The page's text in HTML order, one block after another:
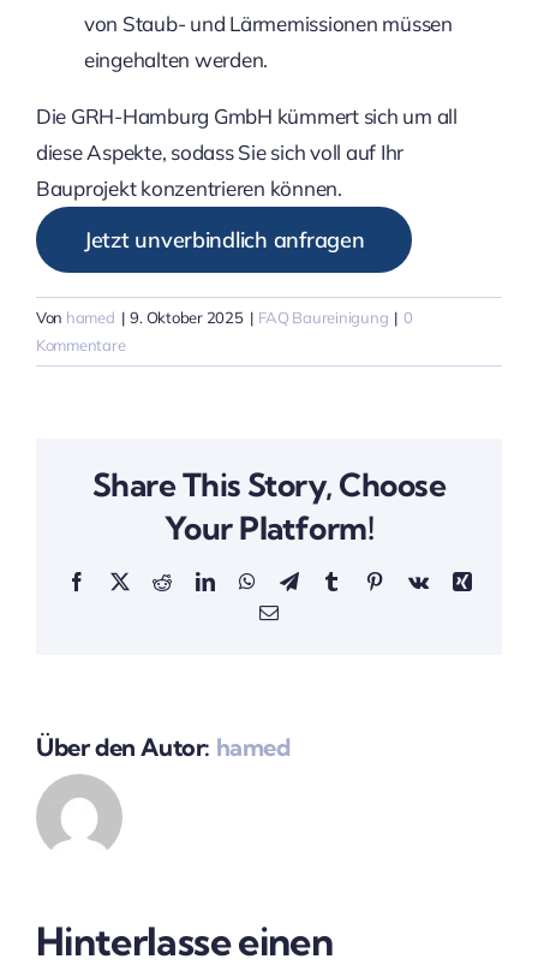
von Staub- und Lärmemissionen müssen
eingehalten werden.
Die GRH-Hamburg GmbH kümmert sich um all
diese Aspekte, sodass Sie sich voll auf Ihr
Bauprojekt konzentrieren können.
Jetzt unverbindlich anfragen
Von hamed | 9. Oktober 2025 | FAQ Baureinigung | 0
Kommentare
Share This Story, Choose
Your Platform!
Facebook
X RedditLinkedInWhatsApp
TelegramTumblrPinterestVk
Xing
E-
Über den Autor: hamed
Hinterlasse einen